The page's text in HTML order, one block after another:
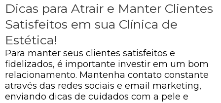
Dicas para Atrair e Manter Clientes
Satisfeitos em sua Clínica de
Estética!
Para manter seus clientes satisfeitos e
fidelizados, é importante investir em um bom
relacionamento. Mantenha contato constante
através das redes sociais e email marketing,
enviando dicas de cuidados com a pele e